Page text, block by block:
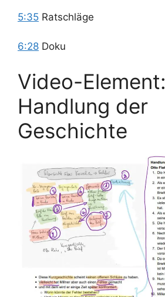
5:35 Ratschläge
6:28 Doku
Video-Element:
Handlung der
Geschichte